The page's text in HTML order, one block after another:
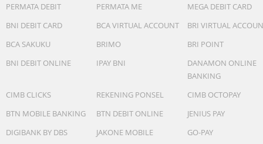
PERMATA DEBIT
PERMATA ME
MEGA DEBIT CARD
BNI DEBIT CARD
BCA VIRTUAL ACCOUNT
BRI VIRTUAL
BCA SAKUKU
BRIMO
BRI POINT
BNI DEBIT ONLINE
IPAY BNI
DANAMON ONLINE
BANKING
CIMB CLICKS
REKENING PONSEL
CIMB OCTOPAY
BTN MOBILE BANKING
BTN DEBIT ONLINE
JENIUS PAY
DIGIBANK BY DBS
JAKONE MOBILE
GO-PAY